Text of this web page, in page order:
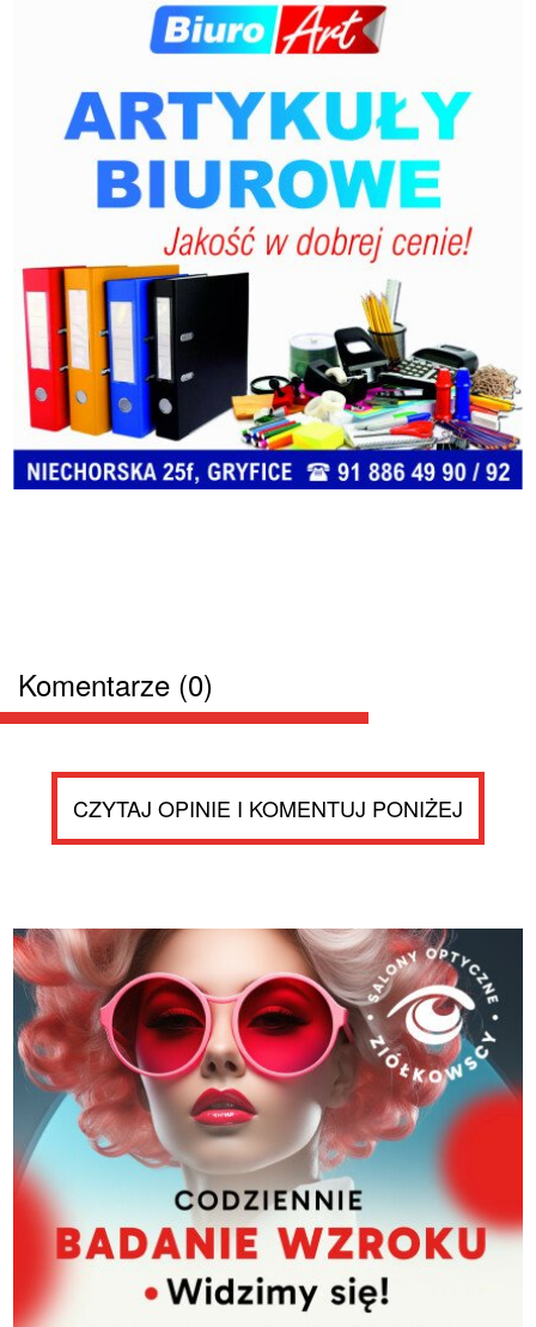
Komentarze (0)
CZYTAJ OPINIE I KOMENTUJ PONIŻEJ